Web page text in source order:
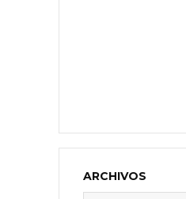
ARCHIVOS